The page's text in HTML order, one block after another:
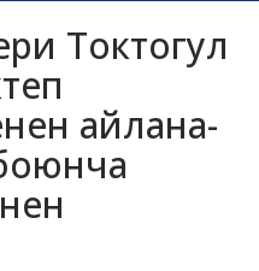
Токтогул
айлана-